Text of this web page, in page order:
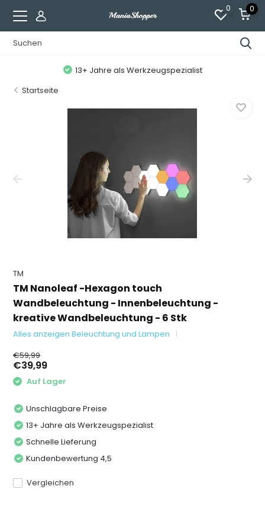
0 0
13+ Jahre als Werkzeugspezialist
Startseite
TM
TM Nanoleaf -Hexagon touch
Wandbeleuchtung - Innenbeleuchtung -
kreative Wandbeleuchtung - 6 Stk
Alles anzeigen Beleuchtung und Lampen
€59,99
€39,99
Auf Lager
Unschlagbare Preise
13+ Jahre als Werkzeugspezialist
Schnelle Lieferung
Kundenbewertung 4,5
Vergleichen